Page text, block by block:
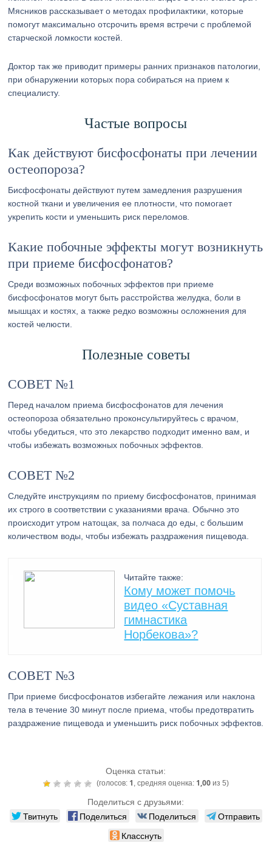
Мясников рассказывает о методах профилактики, которые
помогут максимально отсрочить время встречи с проблемой
старческой ломкости костей.
Доктор так же приводит примеры ранних признаков патологии,
при обнаружении которых пора собираться на прием к
специалисту.
Частые вопросы
Как действуют бисфосфонаты при лечении
остеопороза?
Бисфосфонаты действуют путем замедления разрушения
костной ткани и увеличения ее плотности, что помогает
укрепить кости и уменьшить риск переломов.
Какие побочные эффекты могут возникнуть
при приеме бисфосфонатов?
Среди возможных побочных эффектов при приеме
бисфосфонатов могут быть расстройства желудка, боли в
мышцах и костях, а также редко возможны осложнения для
костей челюсти.
Полезные советы
СОВЕТ №1
Перед началом приема бисфосфонатов для лечения
остеопороза обязательно проконсультируйтесь с врачом,
чтобы убедиться, что это лекарство подходит именно вам, и
чтобы избежать возможных побочных эффектов.
СОВЕТ №2
Следуйте инструкциям по приему бисфосфонатов, принимая
их строго в соответствии с указаниями врача. Обычно это
происходит утром натощак, за полчаса до еды, с большим
количеством воды, чтобы избежать раздражения пищевода.
Читайте также:
Кому может помочь
видео «Суставная
гимнастика
Норбекова»?
СОВЕТ №3
При приеме бисфосфонатов избегайте лежания или наклона
тела в течение 30 минут после приема, чтобы предотвратить
раздражение пищевода и уменьшить риск побочных эффектов.
Оценка статьи:
(голосов: 1 , средняя оценка: 1,00из 5)
Поделиться с друзьями:
Твитнуть Поделиться Поделиться
Отправить
Класснуть